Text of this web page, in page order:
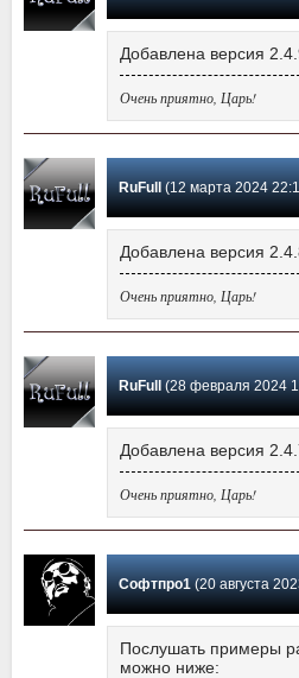
Добавлена версия
Очень приятно, Царь!
RuFull(12 марта 2024 22:10)
Добавлена версия
Очень приятно, Царь!
RuFull(28 февраля 2024 12:15)
Добавлена версия
Очень приятно, Царь!
Софтпро1(20 августа 2023
Послушать примеры
можно ниже: